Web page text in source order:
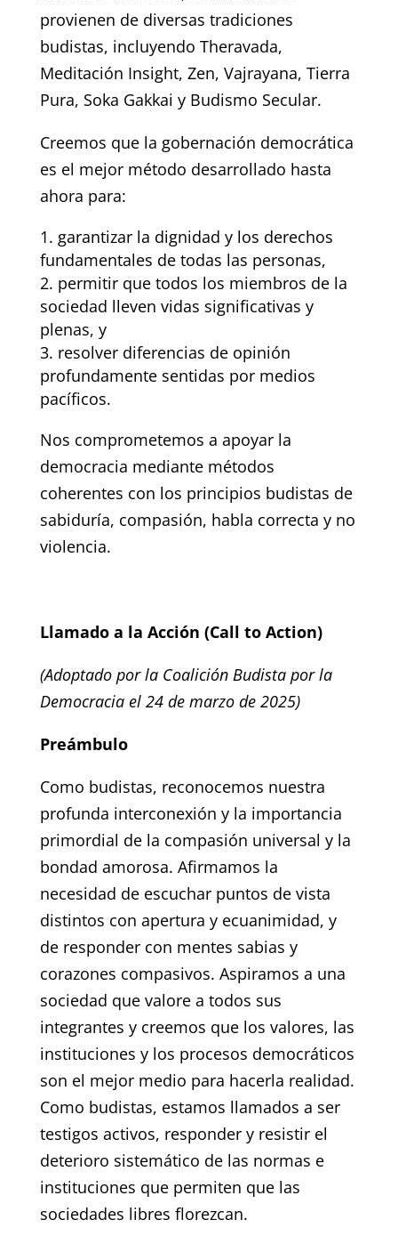
provienen de diversas tradiciones
budistas, incluyendo Theravada,
Meditación Insight, Zen, Vajrayana, Tierra
Pura, Soka Gakkai y Budismo Secular.
Creemos que la gobernación democrática
es el mejor método desarrollado hasta
ahora para:
garantizar la dignidad y los derechos
fundamentales de todas las personas,
permitir que todos los miembros de la
sociedad lleven vidas significativas y
plenas, y
resolver diferencias de opinión
profundamente sentidas por medios
pacíficos.
Nos comprometemos a apoyar la
democracia mediante métodos
coherentes con los principios budistas de
sabiduría, compasión, habla correcta yno
violencia.
Llamado a la Acción (Call to Action)
(Adoptado por la Coalición Budista por la
Democracia el 24 de marzo de 2025)
Preámbulo
Como budistas, reconocemos nuestra
profunda interconexión y la importancia
primordial de la compasión universal y la
bondad amorosa. Afirmamos la
necesidad de escuchar puntos de vista
distintos con apertura y ecuanimidad, y
de responder con mentes sabias y
corazones compasivos. Aspiramos a una
sociedad que valore a todos sus
integrantes y creemos que los valores, las
instituciones y los procesos democráticos
son el mejor medio para hacerla realidad.
Como budistas, estamos llamados a ser
testigos activos, responder y resistir el
deterioro sistemático de las normas e
instituciones que permiten que las
sociedades libres florezcan.